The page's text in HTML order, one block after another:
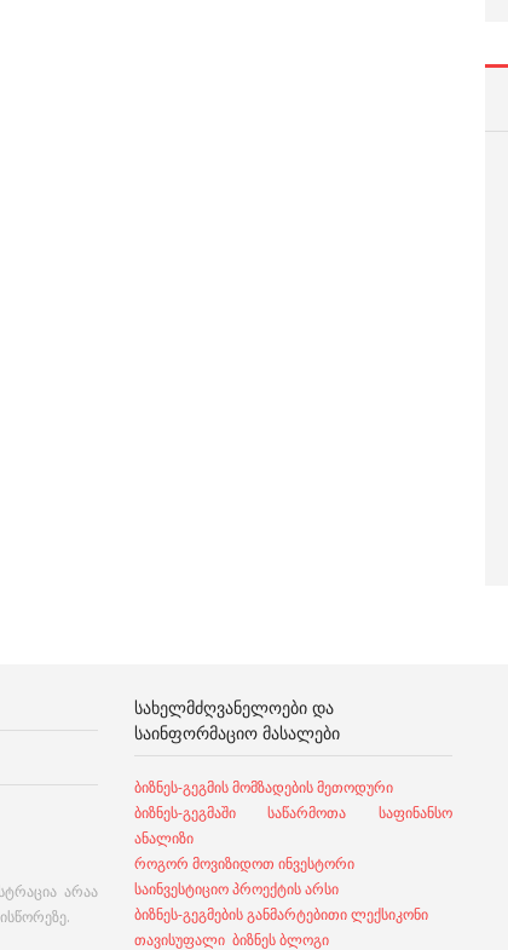
არაა
ᲡᲐᲮᲔᲚᲛᲫᲦᲕᲐᲜᲔᲚᲝᲔᲑᲘ ᲓᲐ
ᲡᲐᲘᲜᲤᲝᲠᲛᲐᲪᲘᲝ ᲛᲐᲡᲐᲚᲔᲑᲘ
ბიზნეს-გეგმის მომზადების მეთოდური
ბიზნეს-გეგმაში საწარმოთა საფინანსო
ანალიზი
როგორ მოვიზიდოთ ინვესტორი
საინვესტიციო პროექტის არსი
ბიზნეს-გეგმების განმარტებითი ლექსიკონი
თავისუფალი ბიზნეს ბლოგი